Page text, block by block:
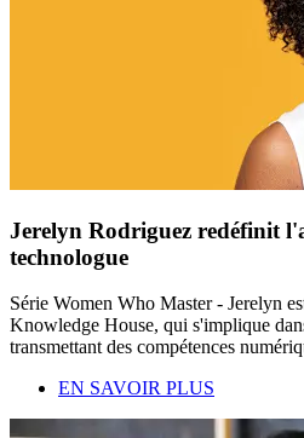
Jerelyn Rodriguez redéfinit
technologue
Série Women Who Master - Jerelyn
Knowledge House, qui s'implique
transmettant des compétences
EN SAVOIR PLUS